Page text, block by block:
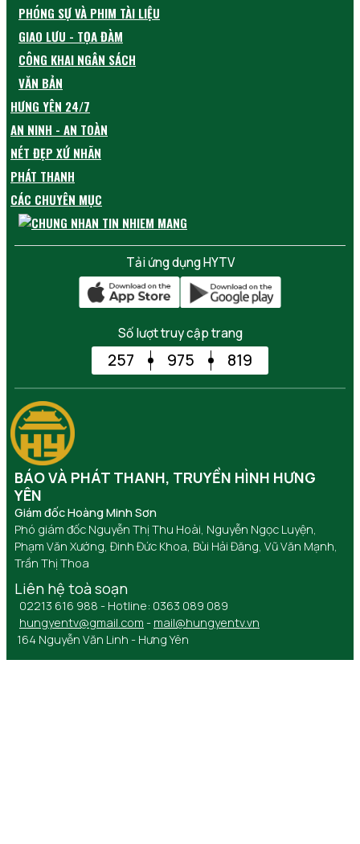
PHÓNG SỰ VÀ PHIM TÀI LIỆU
GIAO LƯU - TỌA ĐÀM
CÔNG KHAI NGÂN SÁCH
VĂN BẢN
HƯNG YÊN 24/7
AN NINH - AN TOÀN
NÉT ĐẸP XỨ NHÃN
PHÁT THANH
CÁC CHUYÊN MỤC
Tải ứng dụng HYTV
Số lượt truy cập trang
257 975 819
BÁO VÀ PHÁT THANH, TRUYỀN HÌNH HƯNG
YÊN
Giám đốc Hoàng Minh Sơn
Phó giám đốc Nguyễn Thị Thu Hoài, Nguyễn Ngọc Luyện,
Phạm Văn Xướng, Đinh Đức Khoa, Bùi Hải Đăng, Vũ Văn Mạnh,
Trần Thị Thoa
Liên hệ toà soạn
02213 616 988 - Hotline: 0363 089 089
hungyentv@gmail.com - mail@hungyentv.vn
164 Nguyễn Văn Linh - Hưng Yên